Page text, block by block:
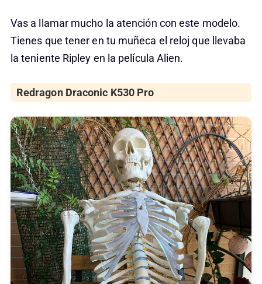
Vas a llamar mucho la atención con este modelo.
Tienes que tener en tu muñeca el reloj que llevaba
la teniente Ripley en la película Alien.
Redragon Draconic K530 Pro